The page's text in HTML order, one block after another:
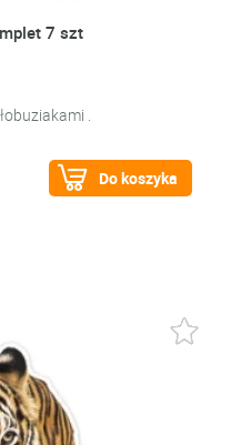
7 szt
.
Do koszyka